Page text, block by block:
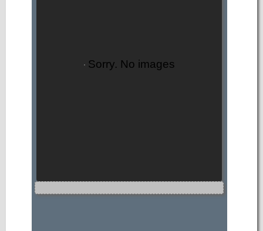
Sorry. No images